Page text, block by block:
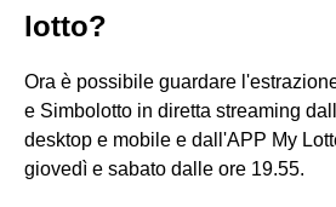
lotto?
Ora è possibile guardare
e Simbolotto in diretta streaming
desktop e mobile e dall'APP My
giovedì e sabato dalle ore 19.55.